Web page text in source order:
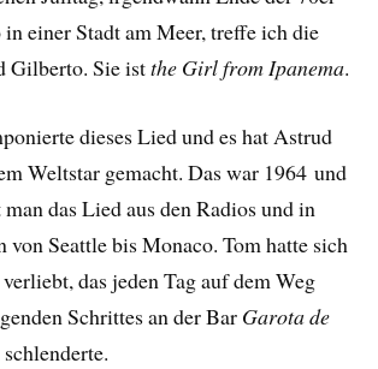
in einer Stadt am Meer, treffe ich die
Gilberto. Sie istthe Girl from Ipanema.
dieses Lied und es hat Astrud
Weltstar gemacht. Das war 1964 und
das Lied aus den Radios und in
von Seattle bis Monaco. Tom hatte sich
das jeden Tag auf dem Weg
Schrittes an der Bar Garota de